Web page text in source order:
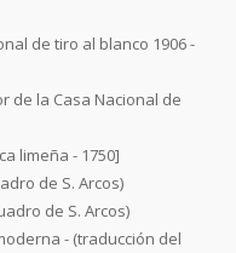
de tiro al blanco 1906 -
de la Casa Nacional de
limeña - 1750]
de S. Arcos)
de S. Arcos)
- (traducción del